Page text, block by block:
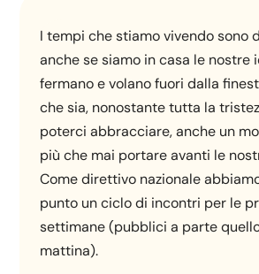
I tempi che stiamo vivendo sono
anche se siamo in casa le nostre
fermano e volano fuori dalla
che sia, nonostante tutta la
poterci abbracciare, anche un
più che mai portare avanti le
Come direttivo nazionale
punto un ciclo di incontri per le
settimane (pubblici a parte
mattina).